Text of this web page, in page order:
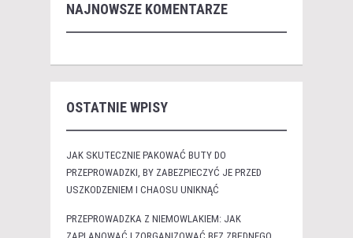
NAJNOWSZE KOMENTARZE
OSTATNIE WPISY
JAK SKUTECZNIE PAKOWAĆ BUTY DO
PRZEPROWADZKI, BY ZABEZPIECZYĆ JE PRZED
USZKODZENIEM I CHAOSU UNIKNĄĆ
PRZEPROWADZKA Z NIEMOWLAKIEM: JAK